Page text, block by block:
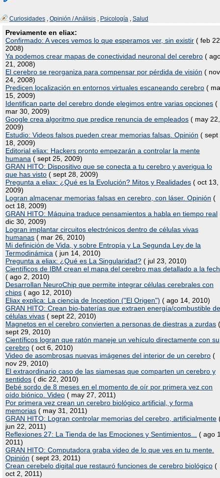
Curiosidades , Opinión / Análisis , Psicología , Salud
Previamente en eliax:
Confirmado: A veces vemos lo que esperamos ver, sin existir ( feb
2008)
Ya podemos crear mapas de conectividad neuronal del cerebro (
21, 2008)
El cerebro se reorganiza para compensar por pérdida de visión ( nov
24, 2008)
Predicen localización en entornos virtuales escaneando cerebro (
15, 2009)
Identifican parte del cerebro donde elegimos entre varias opciones (
mar 30, 2009)
Google crea algoritmo que predice renuncia de empleados ( may 22,
2009)
Estudio: Videos falsos pueden crear memorias falsas. Opinión ( sept
18, 2009)
Editorial eliax: Hackers pronto empezarán a controlar la mente
humana ( sept 25, 2009)
GRAN HITO: Dispositivo que se conecta a tu cerebro y averigua lo
que has visto ( sept 28, 2009)
Pregunta a eliax: ¿Qué es la Evolución? Mitos y Realidades ( oct 13,
2009)
Logran almacenar memorias falsas en cerebro, con láser. Opinión (
oct 18, 2009)
GRAN HITO: Máquina traduce pensamientos a habla en tiempo real
dic 30, 2009)
Logran implantar circuitos electrónicos dentro de células vivas
humanas ( mar 26, 2010)
Mi definición de Vida, y sobre Entropía y La Segunda Ley de la
Termodinámica ( jun 14, 2010)
Pregunta a eliax: ¿Qué es La Singularidad? ( jul 23, 2010)
Científicos de IBM crean el mapa del cerebro mas detallado a la
( ago 2, 2010)
Desarrollan NeuroChip que permite integrar células cerebrales con
chips ( ago 12, 2010)
Eliax explica: La ciencia de Inception ("El Origen") ( ago 14, 2010)
GRAN HITO: Crean bio-baterías que extraen energía/combustible de
células vivas ( sept 22, 2010)
Magnetos en el cerebro convierten a personas de diestras a zurdas (
sept 29, 2010)
Científicos logran que ratón maneje un vehículo directamente con su
cerebro ( oct 6, 2010)
Video de asombrosas nuevas imágenes del interior de un cerebro (
nov 29, 2010)
El extraordinario caso de las siamesas que comparten un cerebro y
sentidos ( dic 22, 2010)
Bebé sordo de 8 meses en el momento de oír por primera vez con
oído biónico. Video ( may 27, 2011)
Por primera vez crean un cerebro biológico artificial, y forma
memorias ( may 31, 2011)
GRAN HITO: Logran controlar memorias del cerebro, artificialmente
jun 22, 2011)
Reflexiones 27: La Tienda de las Emociones y Sentimientos...
( ago
2011)
GRAN HITO: Computadora graba video de lo que ves en tu mente.
Opinión ( sept 23, 2011)
Crean cerebelo digital que restauró funciones de cerebro biológico (
oct 2, 2011)